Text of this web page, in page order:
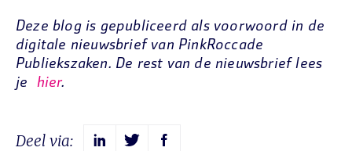
Deze blog is gepubliceerd als voorwoord in de
digitale nieuwsbrief van PinkRoccade
Publiekszaken. De rest van de nieuwsbrief lees
je hier.
Deel via: